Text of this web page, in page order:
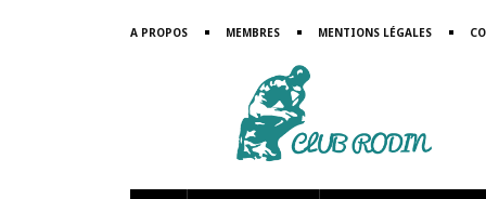
A PROPOS MEMBRES MENTIONS LÉGALES